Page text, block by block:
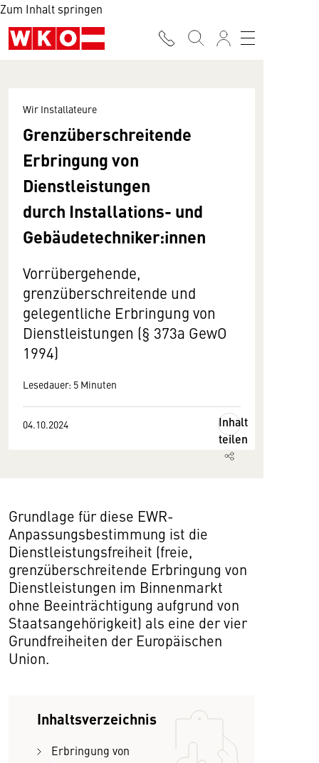
Zum Inhalt springen
Wir Installateure
Grenzüberschreitende
Erbringung von
Dienstleistungen
durch Installations- und
Gebäudetechniker:innen
Vorrübergehende,
grenzüberschreitende und
gelegentliche Erbringung von
Dienstleistungen (§ 373a GewO
1994)
Lesedauer: 5 Minuten
04.10.2024
Inhalt
teilen
Grundlage für diese EWR-
Anpassungsbestimmung ist die
Dienstleistungsfreiheit (freie,
grenzüberschreitende Erbringung von
Dienstleistungen im Binnenmarkt
ohne Beeinträchtigung aufgrund von
Staatsangehörigkeit) als eine der vier
Grundfreiheiten der Europäischen
Union.
Inhaltsverzeichnis
Erbringung von